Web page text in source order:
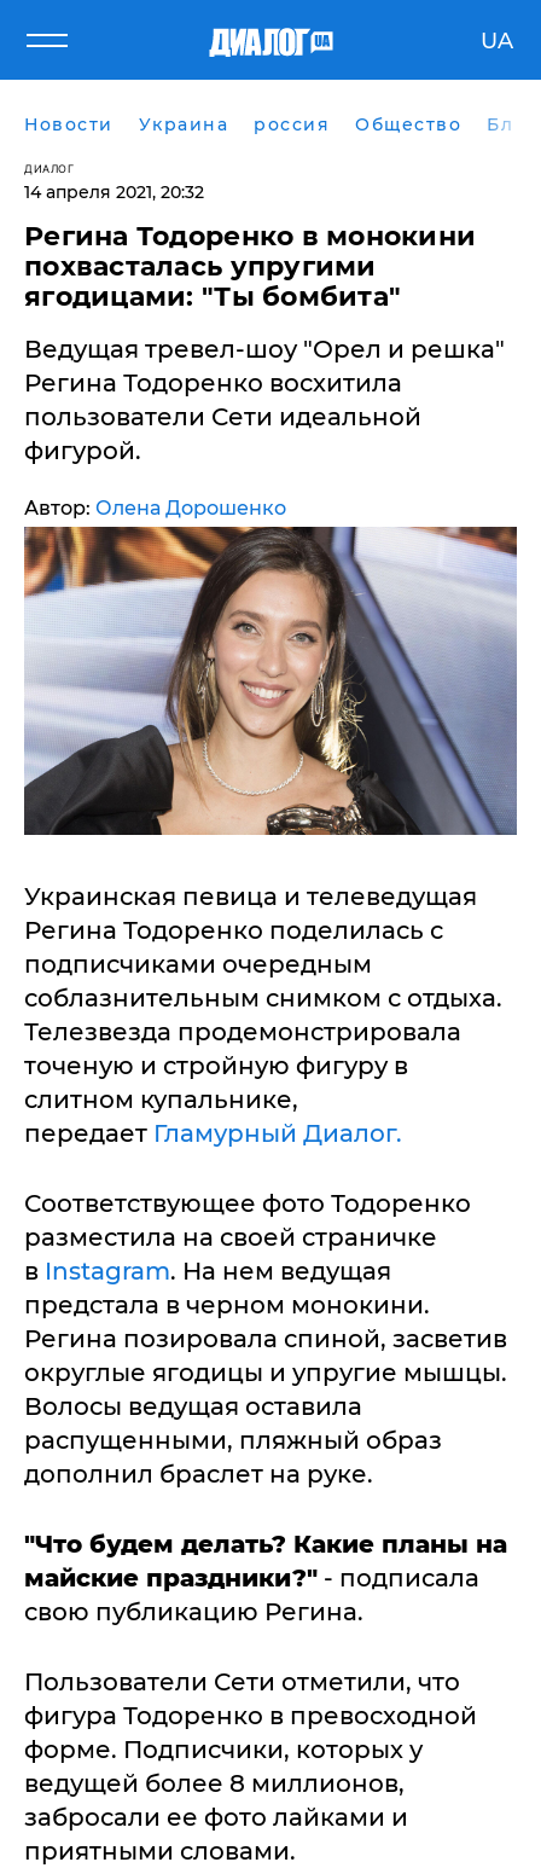
UA
Новости Украина россия Общество
ДИАЛОГ
14 апреля 2021, 20:32
Регина Тодоренко в монокини
похвасталась упругими
ягодицами: "Ты бомбита"
Ведущая тревел-шоу "Орел и решка"
Регина Тодоренко восхитила
пользователи Сети идеальной
фигурой.
Автор: Олена Дорошенко
Украинская певица и телеведущая
Регина Тодоренко поделилась с
подписчиками очередным
соблазнительным снимком с отдыха.
Телезвезда продемонстрировала
точеную и стройную фигуру в
слитном купальнике,
передает Гламурный Диалог.
Соответствующее фото Тодоренко
разместила на своей страничке
в Instagram. На нем ведущая
предстала в черном монокини.
Регина позировала спиной, засветив
округлые ягодицы и упругие мышцы.
Волосы ведущая оставила
распущенными, пляжный образ
дополнил браслет на руке.
"Что будем делать? Какие планы на
майские праздники?" - подписала
свою публикацию Регина.
Пользователи Сети отметили, что
фигура Тодоренко в превосходной
форме. Подписчики, которых у
ведущей более 8 миллионов,
забросали ее фото лайками и
приятными словами.